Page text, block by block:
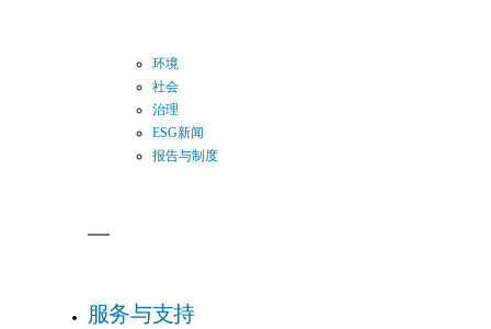
环境
社会
治理
ESG新闻
报告与制度
服务与支持